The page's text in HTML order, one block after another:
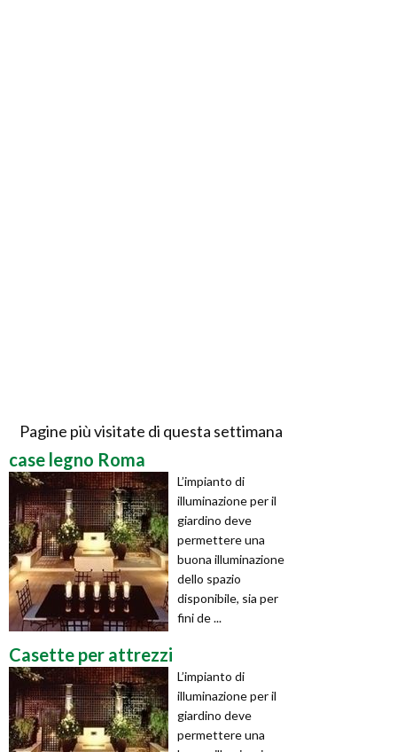
Pagine più visitate di questa settimana
case legno Roma
L’impianto di
illuminazione per il
giardino deve
permettere una
buona illuminazione
dello spazio
disponibile, sia per
fini de ...
Casette per attrezzi
L’impianto di
illuminazione per il
giardino deve
permettere una